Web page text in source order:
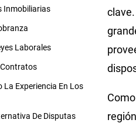
Inmobiliarias
Laborales
Contratos
La Experiencia En Los
De Disputas